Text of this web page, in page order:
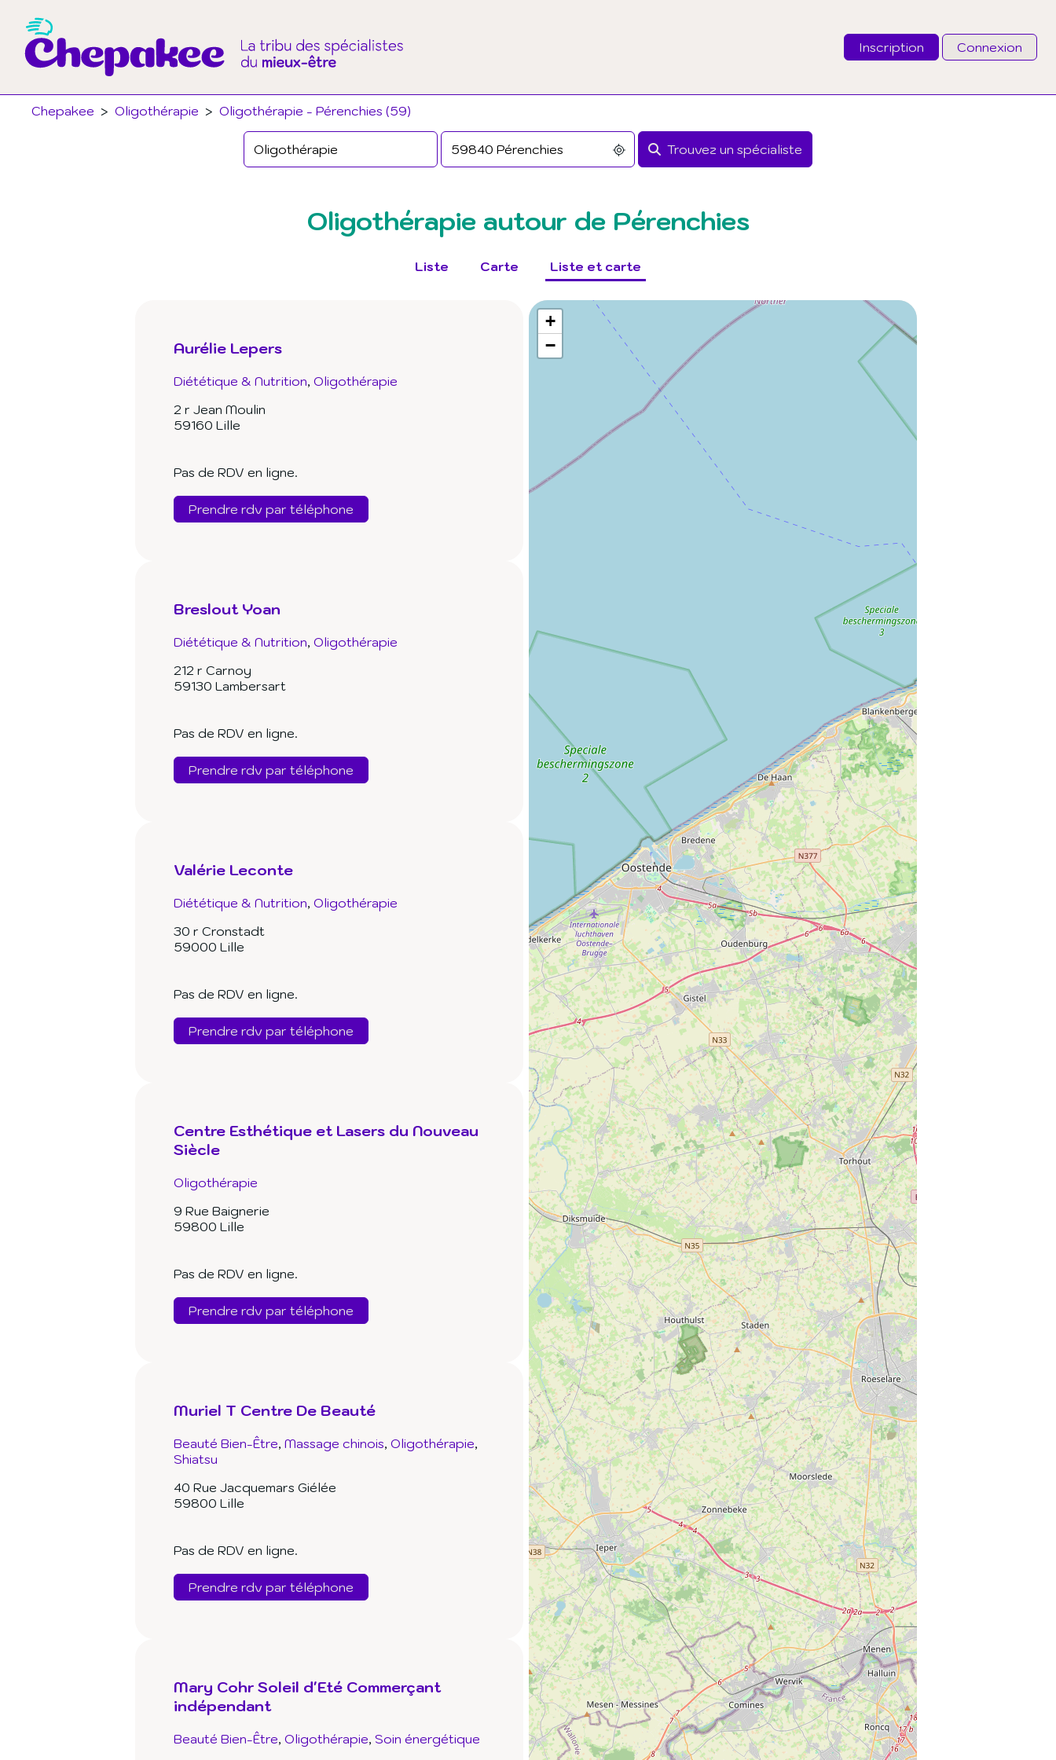
Inscription Connexion
Chepakee > Oligothérapie > Oligothérapie - Pérenchies (59)
Trouvez un spécialiste
Email
Mot de passe
Oligothérapie autour de Pérenchies
Liste Carte Liste et carte
Aurélie Lepers
Diététique & Nutrition Oligothérapie
2 r Jean Moulin
59160 Lille
Pas de RDV en ligne.
Prendre rdv par téléphone
Breslout Yoan
Diététique & Nutrition Oligothérapie
212 r Carnoy
59130 Lambersart
Pas de RDV en ligne.
Prendre rdv par téléphone
Valérie Leconte
Diététique & Nutrition Oligothérapie
30 r Cronstadt
59000 Lille
Pas de RDV en ligne.
Prendre rdv par téléphone
Centre Esthétique et Lasers du Nouveau
Siècle
Oligothérapie
9 Rue Baignerie
59800 Lille
Pas de RDV en ligne.
Prendre rdv par téléphone
Muriel T Centre De Beauté
Beauté Bien-Être Massage chinois Oligothérapie
Shiatsu
40 Rue Jacquemars Giélée
59800 Lille
Pas de RDV en ligne.
Prendre rdv par téléphone
Mary Cohr Soleil d'Eté Commerçant
indépendant
Beauté Bien-Être Oligothérapie Soin énergétique
+
−